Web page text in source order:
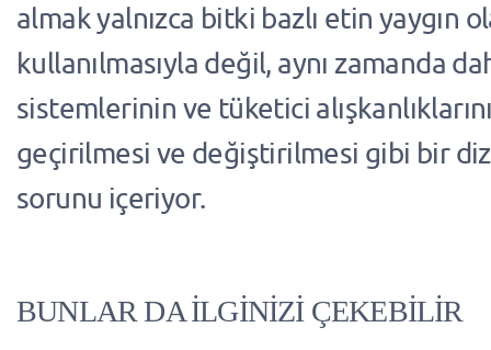
almak yalnızca bitki bazlı etin yaygın
kullanılmasıyla değil, aynı zamanda
sistemlerinin ve tüketici
geçirilmesi ve değiştirilmesi gibi bir
sorunu içeriyor.
BUNLAR DA İLGİNİZİ ÇEKEBİLİR